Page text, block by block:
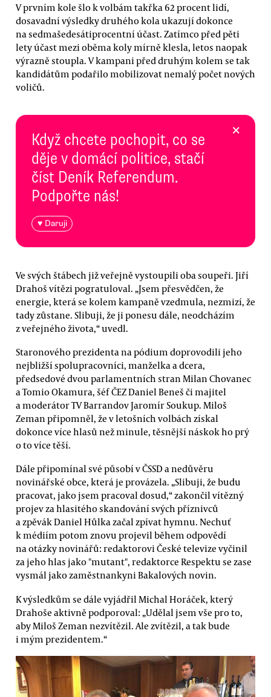
V prvním kole šlo k volbám takřka 62 procent lidí,
dosavadní výsledky druhého kola ukazují dokonce
na sedmašedesátiprocentní účast. Zatímco před pěti
lety účast mezi oběma koly mírně klesla, letos naopak
výrazně stoupla. V kampani před druhým kolem se tak
kandidátům podařilo mobilizovat nemalý počet nových
voličů.
Když chcete pochopit, co se
děje v domácí politice, stačí
číst Deník Referendum.
Podpořte nás!
♥ Daruji
×
Ve svých štábech již veřejně vystoupili oba soupeři. Jiří
Drahoš vítězi pogratuloval. „Jsem přesvědčen, že
energie, která se kolem kampaně vzedmula, nezmizí, že
tady zůstane. Slibuji, že ji ponesu dále, neodcházím
z veřejného života,“ uvedl.
Staronového prezidenta na pódium doprovodili jeho
nejbližší spolupracovníci, manželka a dcera,
předsedové dvou parlamentních stran Milan Chovanec
a Tomio Okamura, šéf ČEZ Daniel Beneš či majitel
a moderátor TV Barrandov Jaromír Soukup. Miloš
Zeman připomněl, že v letošních volbách získal
dokonce více hlasů než minule, těsnější náskok ho prý
o to více těší.
Dále připomínal své působí v ČSSD a nedůvěru
novinářské obce, která je provázela. „Slibuji, že budu
pracovat, jako jsem pracoval dosud,“ zakončil vítězný
projev za hlasitého skandování svých příznivců
a zpěvák Daniel Hůlka začal zpívat hymnu. Nechuť
k médiím potom znovu projevil během odpovědí
na otázky novinářů: redaktorovi České televize vyčinil
za jeho hlas jako "mutant", redaktorce Respektu se zase
vysmál jako zaměstnankyni Bakalových novin.
K výsledkům se dále vyjádřil Michal Horáček, který
Drahoše aktivně podporoval: „Udělal jsem vše pro to,
aby Miloš Zeman nezvítězil. Ale zvítězil, a tak bude
i mým prezidentem.“